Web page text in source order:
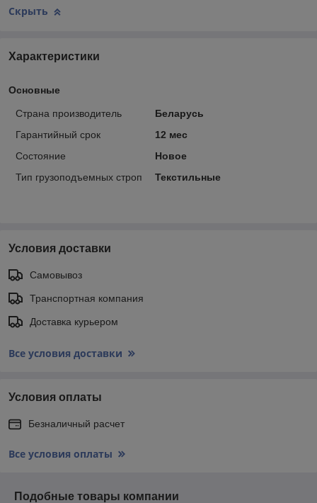
Скрыть
Характеристики
Основные
Страна производитель
Беларусь
Гарантийный срок
12 мес
Состояние
Новое
Тип грузоподъемных строп
Текстильные
Условия доставки
Самовывоз
Транспортная компания
Доставка курьером
Все условия доставки
Условия оплаты
Безналичный расчет
Все условия оплаты
Подобные товары компании